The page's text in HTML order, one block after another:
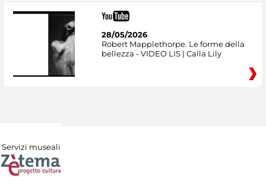
28/05/2026
Robert Mapplethorpe. Le forme della
bellezza - VIDEO LIS | Calla Lily
Servizi museali